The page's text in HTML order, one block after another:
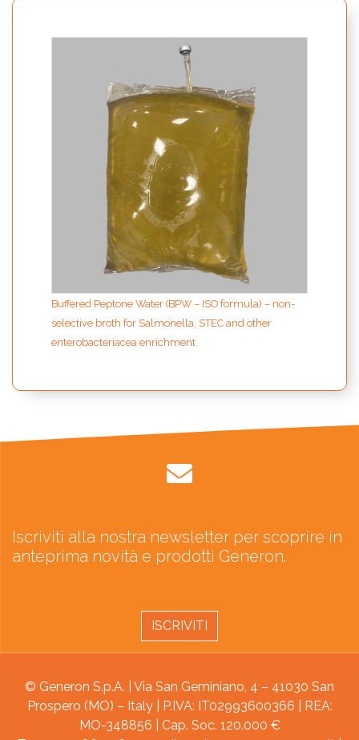
Buffered Peptone Water (BPW – ISO formula) – non-
selective broth for Salmonella, STEC and other
enterobacteriacea enrichment
Iscriviti alla nostra newsletter per scoprire in
anteprima novità e prodotti Generon.
ISCRIVITI
© Generon S.p.A. | Via San Geminiano, 4 – 41030 San
Prospero (MO) – Italy | P.IVA: IT02993600366 | REA:
MO-348856 | Cap. Soc. 120.000 €